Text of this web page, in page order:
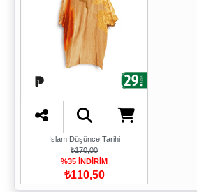
İslam Düşünce Tarihi
₺170,00
%35 İNDİRİM
₺110,50